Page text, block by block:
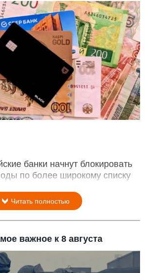
банки начнут блокировать
по более широкому списку
Читать полностью
важное к 8 августа